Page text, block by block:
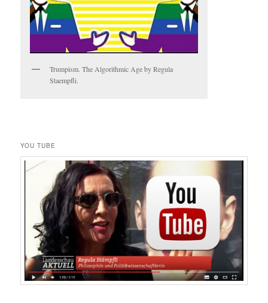
Trumpism. The Algorithmic Age by Regula
Staempfli.
YOU TUBE